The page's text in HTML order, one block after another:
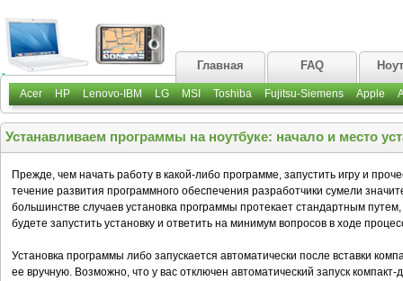
Главная FAQ
Acer HP Lenovo-IBM LG MSI Toshiba Fujitsu-Siemens Apple
Устанавливаем программы на ноутбуке: начало и место
Прежде, чем начать работу в какой-либо программе, запустить игру и
течение развития программного обеспечения разработчики сумели
большинстве случаев установка программы протекает стандартным
будете запустить установку и ответить на минимум вопросов в ходе
Установка программы либо запускается автоматически после вставки
ее вручную. Возможно, что у вас отключен автоматический запуск компакт-